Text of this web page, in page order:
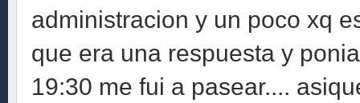
administracion y un poco xq
que era una respuesta y
19:30 me fui a pasear....